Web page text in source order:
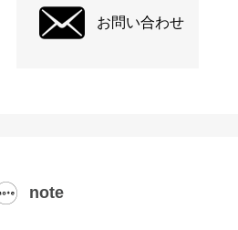
お問い合わせ
note